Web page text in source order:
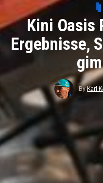
Kini Oasis
Ergebnisse,
ByKarl